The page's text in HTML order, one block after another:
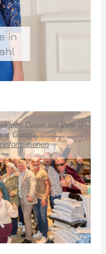
in
Daten mit Ihrer IP-
Google